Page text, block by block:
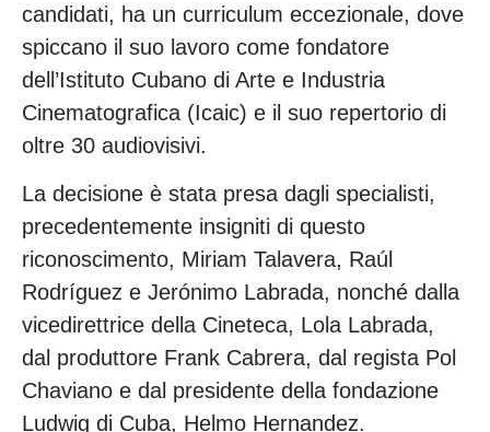
candidati, ha un curriculum eccezionale, dove
spiccano il suo lavoro come fondatore
dell’Istituto Cubano di Arte e Industria
Cinematografica (Icaic) e il suo repertorio di
oltre 30 audiovisivi.
La decisione è stata presa dagli specialisti,
precedentemente insigniti di questo
riconoscimento, Miriam Talavera, Raúl
Rodríguez e Jerónimo Labrada, nonché dalla
vicedirettrice della Cineteca, Lola Labrada,
dal produttore Frank Cabrera, dal regista Pol
Chaviano e dal presidente della fondazione
Ludwig di Cuba, Helmo Hernandez.